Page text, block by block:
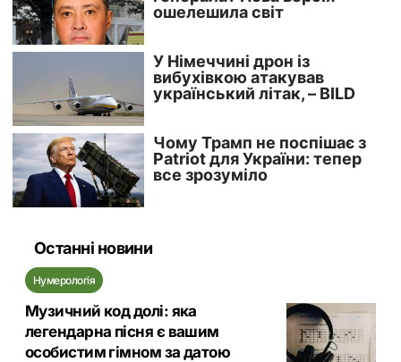
Останні новини
Нумерологія
Музичний код долі: яка
легендарна пісня є вашим
особистим гімном за датою